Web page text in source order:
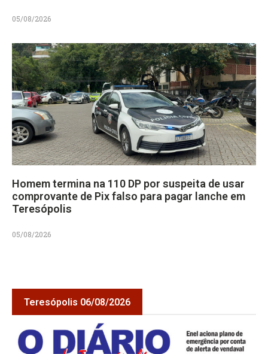
05/08/2026
Homem termina na 110 DP por suspeita de usar
comprovante de Pix falso para pagar lanche em
Teresópolis
05/08/2026
Teresópolis 06/08/2026